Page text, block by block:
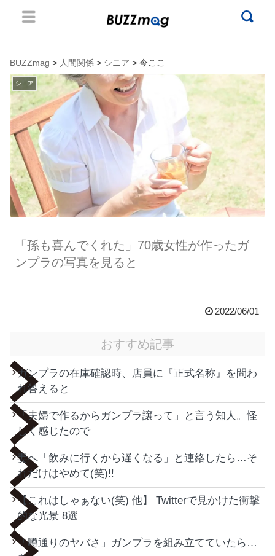
BUZZmag > 人間関係 > シニア > 今ここ
シニア
「孫も喜んでくれた」70歳女性が作ったガ
ンプラの写真を見ると
2022/06/01
おすすめ記事
ガンプラの在庫確認時、店員に『正式名称』を問わ
れ答えると
「夫婦で作るからガンプラ譲って」と言う知人。怪
しく感じたので
妻へ「飲みに行くから遅くなる」と連絡したら…そ
れだけはやめて(笑)!!
【これはしゃぁない(笑) 他】 Twitterで見かけた衝撃
的な光景 8選
「噂通りのヤバさ」ガンプラを組み立てていたら…